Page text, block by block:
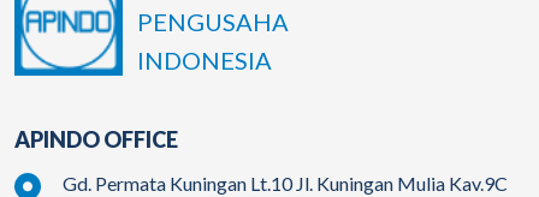
PENGUSAHA
INDONESIA
APINDO OFFICE
Gd. Permata Kuningan Lt.10 Jl. Kuningan Mulia Kav.9C